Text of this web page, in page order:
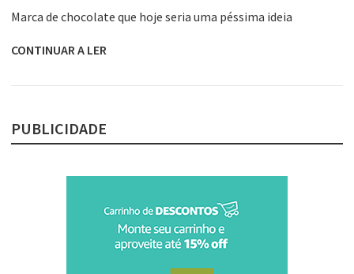
Voto obrigatório é correto?
Marca de chocolate que hoje seria uma péssima ideia
CONTINUAR A LER
PUBLICIDADE